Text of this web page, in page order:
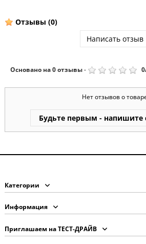
Отзывы (0)
Написать отзыв
Основано на0отзывы- 0
Нет отзывов о
Будьте первым - напишите
Категории
Информация
Приглашаем на ТЕСТ-ДРАЙВ